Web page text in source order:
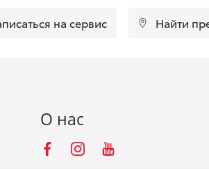
на сервис Найти
О нас
Facebooki ikoon